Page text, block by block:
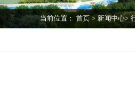
当前位置： 首页 > 新闻中心>